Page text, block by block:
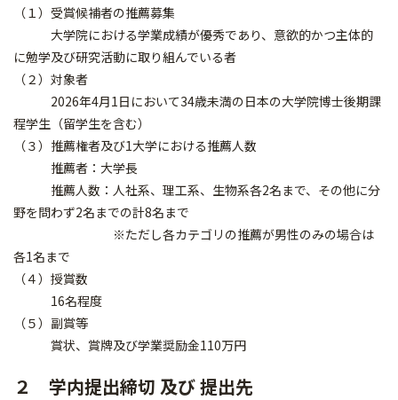
（１）受賞候補者の推薦募集
大学院における学業成績が優秀であり、意欲的かつ主体的
に勉学及び研究活動に取り組んでいる者
（２）対象者
2026年4月1日において34歳未満の日本の大学院博士後期課
程学生（留学生を含む）
（３）推薦権者及び1大学における推薦人数
推薦者：大学長
推薦人数：人社系、理工系、生物系各2名まで、その他に分
野を問わず2名までの計8名まで
※ただし各カテゴリの推薦が男性のみの場合は
各1名まで
（４）授賞数
16名程度
（５）副賞等
賞状、賞牌及び学業奨励金110万円
２ 学内提出締切 及び 提出先